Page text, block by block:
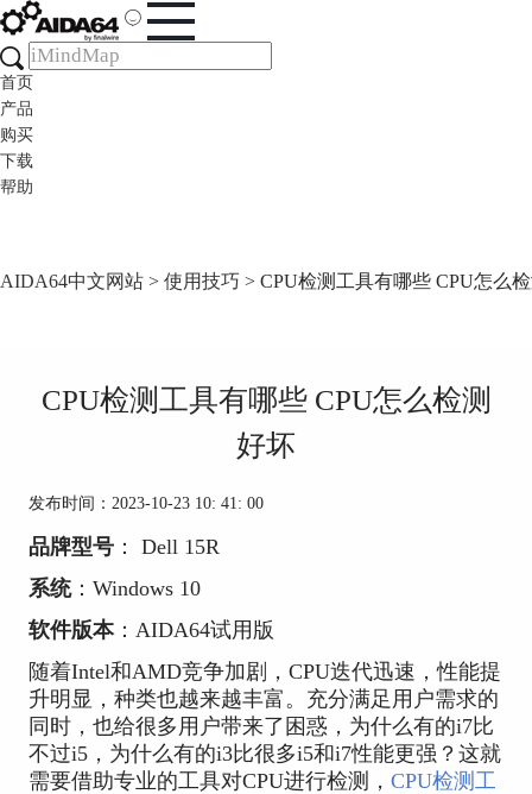
首页
产品
购买
下载
帮助
AIDA64中文网站 > 使用技巧 > CPU检测工具有哪些 CPU怎么
CPU检测工具有哪些 CPU怎么检测
好坏
发布时间：2023-10-23 10: 41: 00
品牌型号： Dell 15R
系统：Windows 10
软件版本：AIDA64试用版
随着Intel和AMD竞争加剧，CPU迭代迅速，性能提
升明显，种类也越来越丰富。充分满足用户需求的
同时，也给很多用户带来了困惑，为什么有的i7比
不过i5，为什么有的i3比很多i5和i7性能更强？这就
需要借助专业的工具对CPU进行检测， CPU检测工